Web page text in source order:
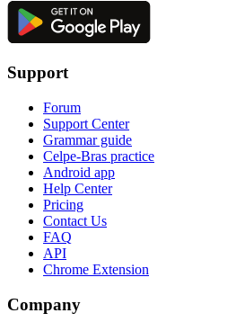
Support
Forum
Support Center
Grammar guide
Celpe-Bras practice
Android app
Help Center
Pricing
Contact Us
FAQ
API
Chrome Extension
Company